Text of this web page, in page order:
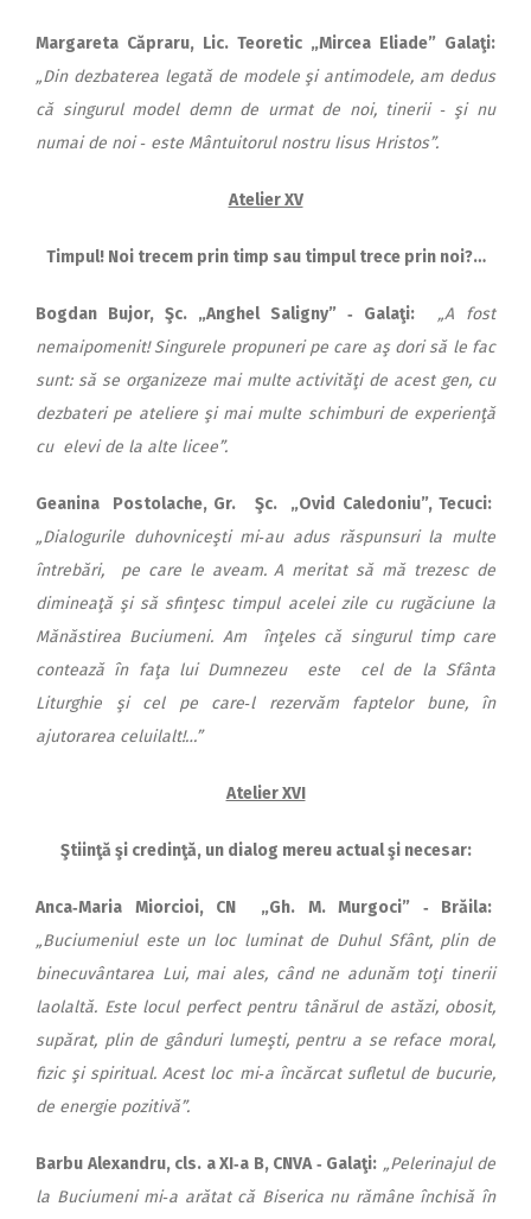
Margareta Căpraru, Lic. Teo­retic „Mircea Eliade” Galaţi:
„Din dezbaterea legată de modele şi antimodele, am dedus
că singurul model demn de urmat de noi, tinerii ‑ şi nu
numai de noi ‑ este Mântuitorul nostru Iisus Hristos”.
Atelier XV
Timpul! Noi trecem prin timp sau timpul trece prin noi?…
Bogdan Bujor, Şc. „Anghel Saligny” ‑ Galaţi:
„A fost
nemaipo­menit! Singurele propuneri pe care aş dori să le fac
sunt: să se organizeze mai multe activităţi de acest gen, cu
dezbateri pe ateliere şi mai multe schimburi de experienţă
cu elevi de la alte licee”.
Geanina Postolache, Gr.Şc. „Ovid Caledoniu”, Tecuci:
„Dialogurile duhovniceşti mi‑au adus răspunsuri la multe
întrebări, pe care le aveam. A meritat să mă trezesc de
dimineaţă şi să sfinţesc timpul acelei zile cu rugăciune la
Mănăstirea Buciumeni. Am înţeles că singurul timp care
contează în faţa lui Dumnezeu este cel de la Sfânta
Liturghie şi cel pe care‑l rezervăm faptelor bune, în
ajutorarea celuilalt!…”
Atelier XVI
Ştiinţă şi credinţă, un dialog mereu actual şi necesar:
Anca‑Maria Miorcioi, CN „Gh. M. Murgoci” ‑ Brăila:
„Buciumeniul este un loc luminat de Duhul Sfânt, plin de
binecuvântarea Lui, mai ales, când ne adunăm toţi tinerii
laolaltă. Este locul perfect pentru tânărul de astăzi, obosit,
supărat, plin de gânduri lumeşti, pentru a se reface moral,
fizic şi spiritual. Acest loc mi‑a încărcat sufletul de bucurie,
de energie pozitivă”.
Barbu Alexandru, cls. a XI‑a B, CNVA ‑ Galaţi: „Pelerinajul de
la Buciumeni mi‑a arătat că Biserica nu rămâne închisă în